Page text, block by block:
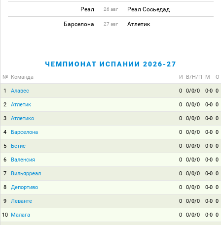
Реал 26 авг Реал Сосьедад
Барселона 27 авг Атлетик
ЧЕМПИОНАТ ИСПАНИИ 2026-27
№ Команда И В/Н/П М О
1 Алавес 0 0/0/0 0-0 0
2 Атлетик 0 0/0/0 0-0 0
3 Атлетико 0 0/0/0 0-0 0
4 Барселона 0 0/0/0 0-0 0
5 Бетис 0 0/0/0 0-0 0
6 Валенсия 0 0/0/0 0-0 0
7 Вильярреал 0 0/0/0 0-0 0
8 Депортиво 0 0/0/0 0-0 0
9 Леванте 0 0/0/0 0-0 0
10 Малага 0 0/0/0 0-0 0